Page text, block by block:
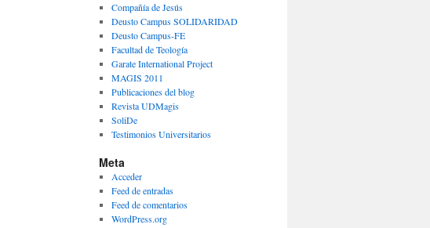
Compañía de Jesús
Deusto Campus SOLIDARIDAD
Deusto Campus-FE
Facultad de Teología
Garate International Project
MAGIS 2011
Publicaciones del blog
Revista UDMagis
SoliDe
Testimonios Universitarios
Meta
Acceder
Feed de entradas
Feed de comentarios
WordPress.org